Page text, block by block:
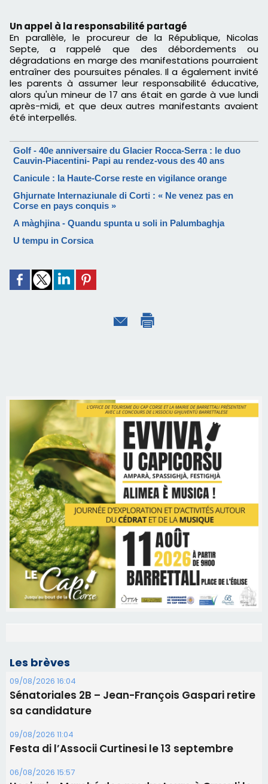
Un appel à la responsabilité partagé
En parallèle, le procureur de la République, Nicolas
Septe, a rappelé que des débordements ou
dégradations en marge des manifestations pourraient
entraîner des poursuites pénales. Il a également invité
les parents à assumer leur responsabilité éducative,
alors qu'un mineur de 17 ans était en garde à vue lundi
après-midi, et que deux autres manifestants avaient
été interpellés.
Golf - 40e anniversaire du Glacier Rocca-Serra : le duo
Cauvin-Piacentini- Papi au rendez-vous des 40 ans
Canicule : la Haute-Corse reste en vigilance orange
Ghjurnate Internaziunale di Corti : « Ne venez pas en
Corse en pays conquis »
A màghjina - Quandu spunta u soli in Palumbaghja
U tempu in Corsica
Les brèves